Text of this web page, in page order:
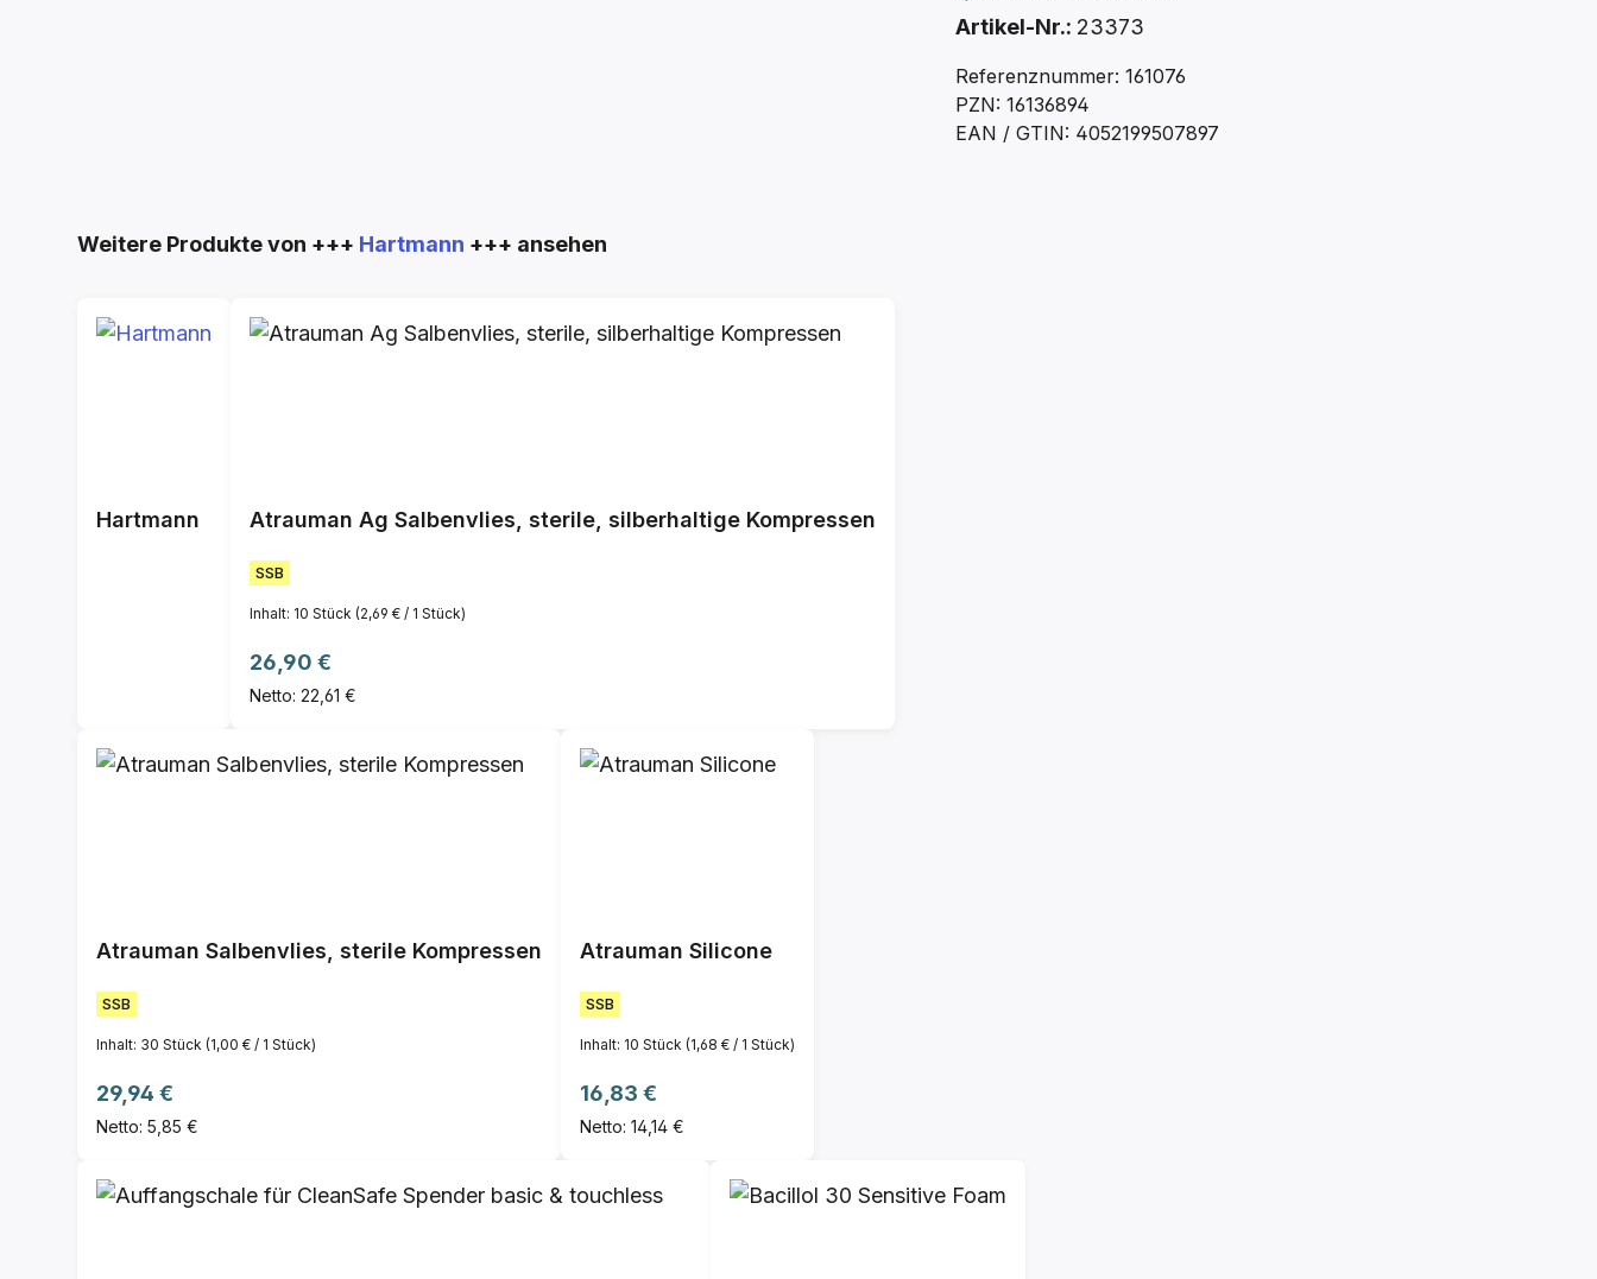
Artikel-Nr.: 23373
Referenznummer: 161076
PZN: 16136894
EAN / GTIN: 4052199507897
Produktgalerie überspringen
Weitere Produkte von +++ Hartmann +++ ansehen
Hartmann Atrauman Ag Salbenvlies, sterile, silberhaltige Kompressen
SSB
Inhalt: 10 Stück (2,69 € / 1 Stück)
Regulärer Preis:
26,90 €
Netto: 22,61 €
Atrauman Salbenvlies, sterile Kompressen
SSB
Inhalt: 30 Stück (1,00 € / 1 Stück)
Regulärer Preis:
29,94 €
Netto: 5,85 €
Atrauman Silicone
SSB
Inhalt: 10 Stück (1,68 € / 1 Stück)
Regulärer Preis:
16,83 €
Netto: 14,14 €